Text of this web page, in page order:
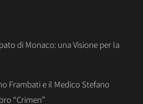
di Monaco: una Visione per la
Frambati e il Medico Stefano
“Crimen”